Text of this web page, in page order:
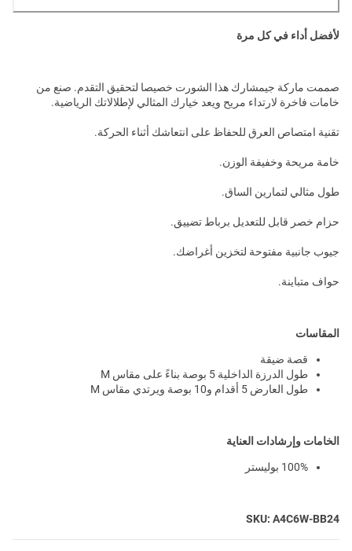
لأفضل أداء في كل مرة
صممت ماركة جيمشارك هذا الشورت خصيصا لتحقيق التقدم. صنع من
خامات فاخرة لارتداء مريح ويعد خيارك المثالي لإطلالاتك الرياضية.
تقنية امتصاص العرق للحفاظ على انتعاشك أثناء الحركة.
خامة مريحة وخفيفة الوزن.
طول مثالي لتمارين الساق.
حزام خصر قابل للتعديل برباط تضييق.
جيوب جانبية مفتوحة لتخزين أغراضك.
حواف متباينة.
المقاسات
قصة ضيقة
طول الدرزة الداخلية 5 بوصة بناءً على مقاس M
طول العارض 5 أقدام و10 بوصة ويرتدي مقاس M
الخامات وإرشادات العناية
100% بوليستر
SKU: A4C6W-BB24